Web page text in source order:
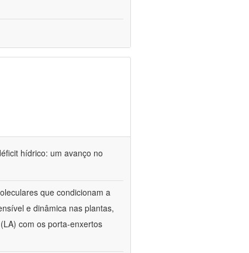
hídrico: um avanço no
que condicionam a
e dinâmica nas plantas,
com os porta-enxertos